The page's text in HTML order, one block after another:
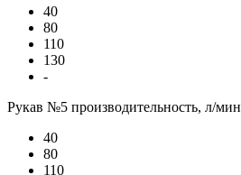
40
80
110
130
-
Рукав №5 производительность, л/мин
40
80
110